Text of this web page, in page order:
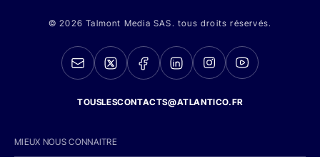
© 2026 Talmont Media SAS. tous droits réservés.
TOUSLESCONTACTS@ATLANTICO.FR
MIEUX NOUS CONNAITRE